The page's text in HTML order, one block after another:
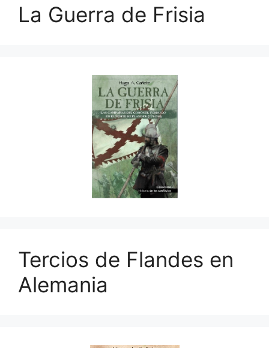
La Guerra de Frisia
Tercios de Flandes en
Alemania